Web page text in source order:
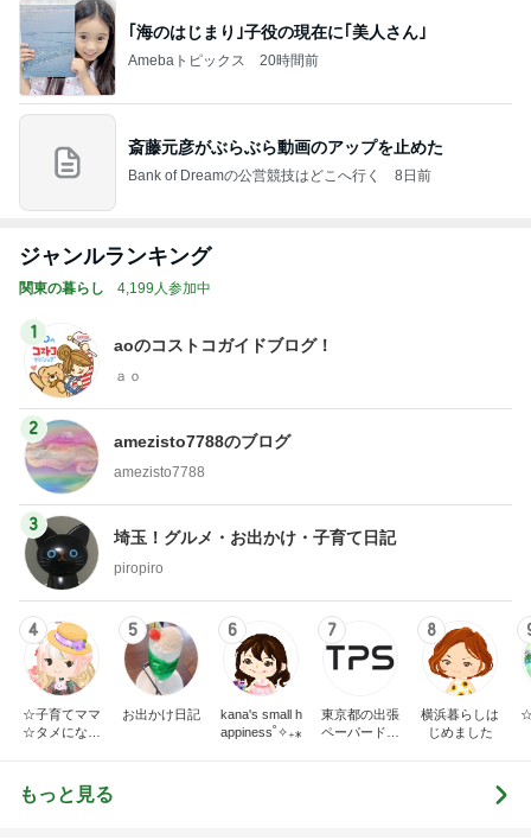
｢海のはじまり｣子役の現在に｢美人さん｣
Amebaトピックス 20時間前
斎藤元彦がぶらぶら動画のアップを止めた
Bank of Dreamの公営競技はどこへ行く 8日前
ジャンルランキング
関東の暮らし 4,199人参加中
1
aoのコストコガイドブログ！
ａｏ
2
amezisto7788のブログ
amezisto7788
3
埼玉！グルメ・お出かけ・子育て日記
piropiro
4
☆子育てママ
☆タメになる
と話
5
お出かけ日記
6
kana's small h
appiness˚✧₊⁎
7
東京都の出張
ペーパードラ
8
横浜暮らしは
じめました
もっと見る